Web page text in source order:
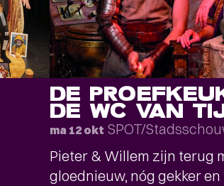
DE
DE WC VAN
ma 12 okt SPOT/
Pieter & Willem zijn terug
gloednieuw, nóg gekker en